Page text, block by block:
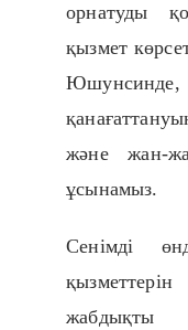
орнатуды
қызмет
және жан-
ұсынамыз.
Сенімді